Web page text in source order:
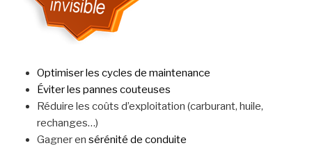
Optimiser les cycles de maintenance
Éviter les pannes couteuses
Réduire les coûts d’exploitation (carburant, huile,
rechanges…)
Gagner en sérénité de conduite